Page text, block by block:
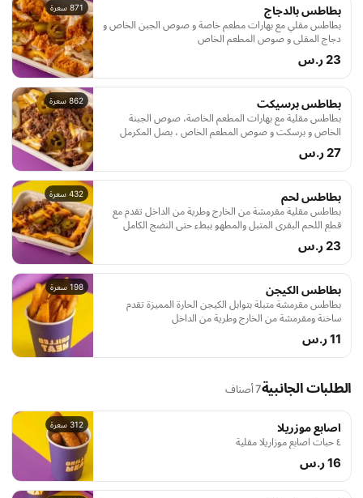
871 سعرة بطاطس بالدجاج
بطاطس مقلي مع بهارات مطعم خاصة و صوص الجبن الخاص و
دجاج المقلي و صوص المطعم الخاص
23 ر.س
862 سعرة بطاطس برسيكت
بطاطس مقلية مع بهارات المطعم الخاصة، صوص الجبنة
الخاص و برسكت و صوص المطعم الخاص ، بصل المكرمل
27 ر.س
432 سعرة بطاطس لحم
بطاطس مقلية مقرمشة من الخارج وطرية من الداخل تقدم مع
قطع اللحم البقري المتبل والمطهو ببطء حتى النضج الكامل
23 ر.س
198 سعرة بطاطس الكيجن
بطاطس مقرمشة متبلة بتوابل الكيجن الحارة المميزة تقدم
ساخنة ومقرمشة من الخارج وطرية من الداخل
11 ر.س
الطلبات الجانبية7 أصناف
312 سعرة اصابع موزريلا
٤ حبات اصابع موزاريلا مقلية
16 ر.س